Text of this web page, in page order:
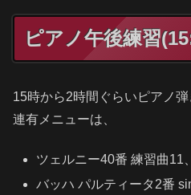
ピアノ午後練習
15時から2時間ぐらいピアノ弾
連有メニューは、
ツェルニー40番 練習曲11
バッハ パルティータ2番